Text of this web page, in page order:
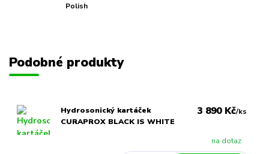
Polish
Podobné produkty
Hydrosonický kartáček
CURAPROX BLACK IS WHITE
3 890 Kč/ks
na dotaz